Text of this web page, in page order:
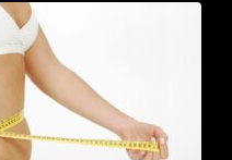
generează o scădere
la 22,6% la femei în
și reduce la jumătate